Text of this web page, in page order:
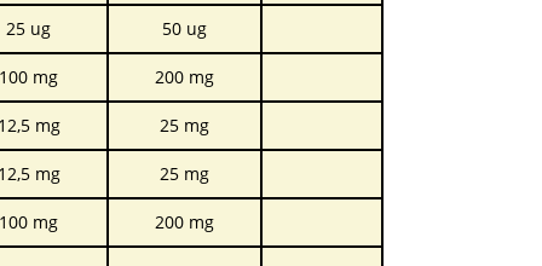
25 ug 50 ug
100 mg 200 mg
mg 25 mg
mg 25 mg
100 mg 200 mg